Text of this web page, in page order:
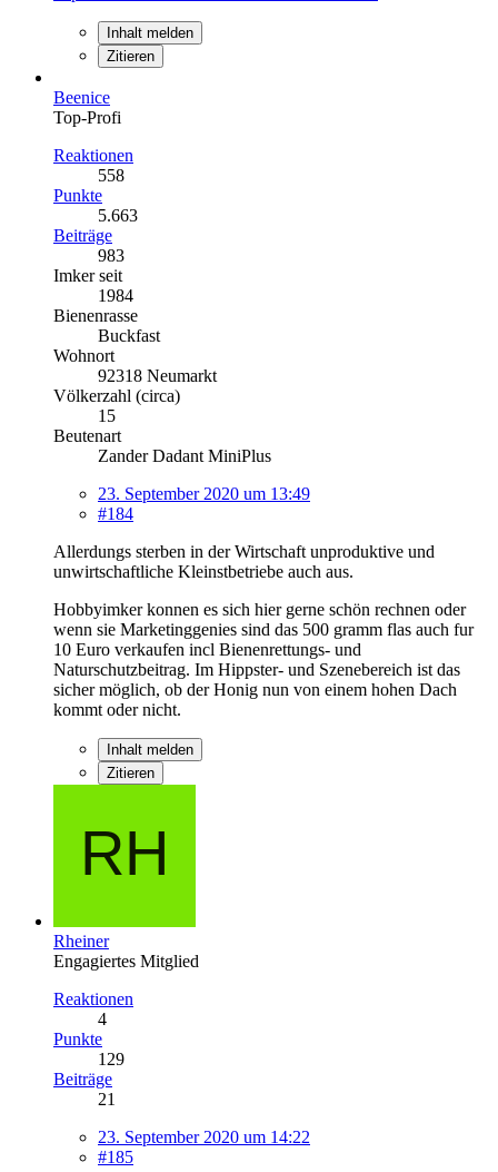
Inhalt melden
Zitieren
Beenice
Top-Profi
Reaktionen
558
Punkte
5.663
Beiträge
983
Imker seit
1984
Bienenrasse
Buckfast
Wohnort
92318 Neumarkt
Völkerzahl (circa)
15
Beutenart
Zander Dadant MiniPlus
23. September 2020 um 13:49
#184
Allerdungs sterben in der Wirtschaft unproduktive und
unwirtschaftliche Kleinstbetriebe auch aus.
Hobbyimker konnen es sich hier gerne schön rechnen oder
wenn sie Marketinggenies sind das 500 gramm flas auch fur
10 Euro verkaufen incl Bienenrettungs- und
Naturschutzbeitrag. Im Hippster- und Szenebereich ist das
sicher möglich, ob der Honig nun von einem hohen Dach
kommt oder nicht.
Inhalt melden
Zitieren
Rheiner
Engagiertes Mitglied
Reaktionen
4
Punkte
129
Beiträge
21
23. September 2020 um 14:22
#185